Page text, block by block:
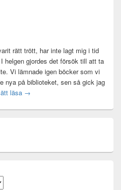
rätt trött, har inte lagt mig i tid
helgen gjordes det försök till att ta
Vi lämnade igen böcker som vi
nya på biblioteket, sen så gick jag
läsa Mental anteckning
→